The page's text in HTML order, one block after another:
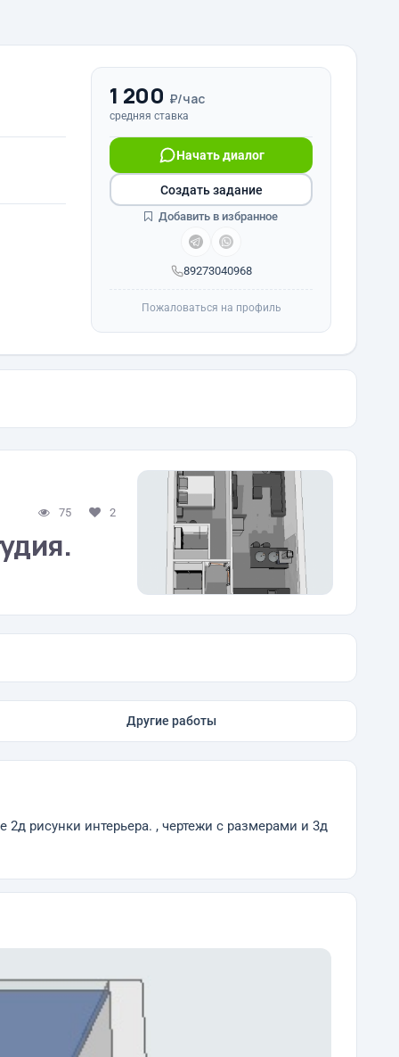
1 200 ₽/час
средняя ставка
89273040968
Начать диалог
Создать задание
Добавить в избранное
Пожаловаться на профиль
75 2
Другие работы
рисунки интерьера. , чертежи с размерами и 3д